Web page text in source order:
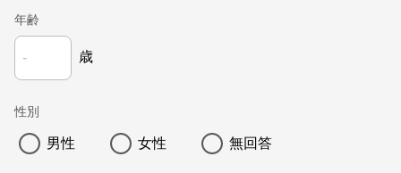
年齢
歳
性別
男性 女性 無回答